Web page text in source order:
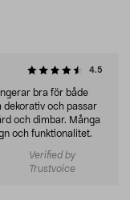
4.5
bra för både
dekorativ och passar
och dimbar. Många
och funktionalitet.
Verified by
Trustvoice